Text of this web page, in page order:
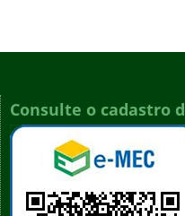
Consulte o cadastro